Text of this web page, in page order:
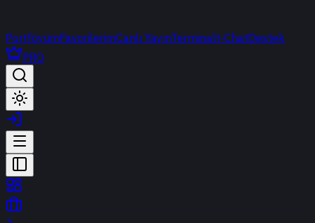
PortföyümFavorilerimCanlı YayınTerminalt-ChatDestek
PRO